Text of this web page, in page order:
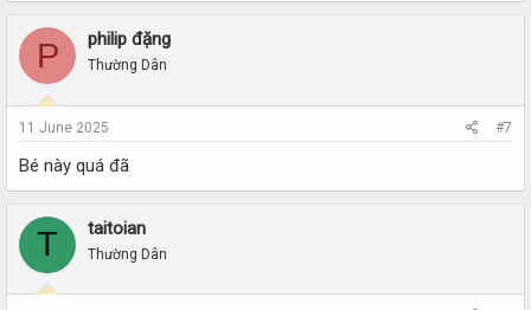
P philip đặng
Thường Dân
11 June 2025 #7
Bé này quá đã
T taitoian
Thường Dân